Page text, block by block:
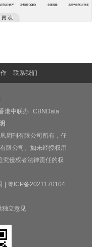
联系我们
港中联办
CBNData
周刊有限公司所有，任
限公司。如未经授权用
究侵权者法律责任的权
| 粤ICP备2021170104
独立意见